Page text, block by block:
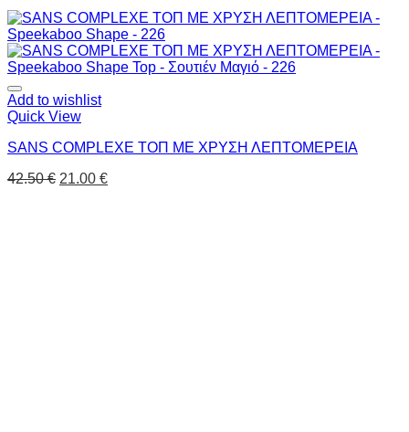
Add to wishlist
Quick View
SANS COMPLEXE ΤΟΠ ΜΕ ΧΡΥΣΗ ΛΕΠΤΟΜΕΡΕΙΑ
42.50€ 21.00 €